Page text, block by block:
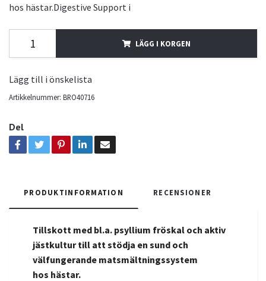
hos hästar.Digestive Support i
LÄGG I KORGEN
Lägg till i önskelista
Artikkelnummer: BRO40716
Del
PRODUKTINFORMATION RECENSIONER
Tillskott med bl.a. psyllium fröskal och aktiv
jästkultur till att stödja en sund och
välfungerande matsmältningssystem
hos hästar.